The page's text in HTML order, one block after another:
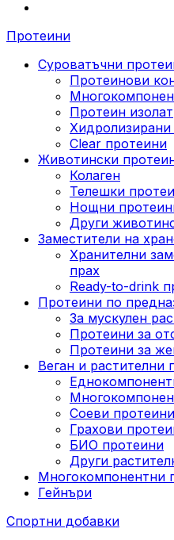
Протеини
Суроватъчни
Протеинови
Протеин изолат
Clear протеини
Животински
Колаген
Телешки
Нощни
Други
Заместители на
Хранителни
прах
Ready-to-drink
Протеини по
За мускулен
Протеини за
Протеини за
Веган и растителни
Соеви протеини
Грахови
БИО протеини
Други
Многокомпонентни
Гейнъри
Спортни добавки